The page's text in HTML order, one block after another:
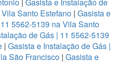
| Gasista e Instalação de
Santo Estefano | Gasista e
5562-5139 na Vila Santo
de Gás | 11 5562-5139
| Gasista e Instalação de Gás |
São Francisco | Gasista e